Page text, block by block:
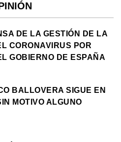
DE LA GESTIÓN DE LA
CORONAVIRUS POR
GOBIERNO DE ESPAÑA
BALLOVERA SIGUE EN
MOTIVO ALGUNO